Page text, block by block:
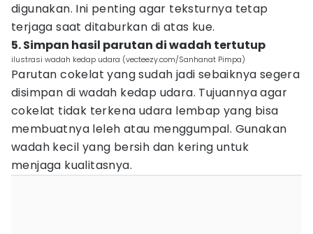
digunakan. Ini penting agar teksturnya tetap
terjaga saat ditaburkan di atas kue.
5. Simpan hasil parutan di wadah tertutup
ilustrasi wadah kedap udara (vecteezy.com/Sanhanat Pimpa)
Parutan cokelat yang sudah jadi sebaiknya segera
disimpan di wadah kedap udara. Tujuannya agar
cokelat tidak terkena udara lembap yang bisa
membuatnya leleh atau menggumpal. Gunakan
wadah kecil yang bersih dan kering untuk
menjaga kualitasnya.